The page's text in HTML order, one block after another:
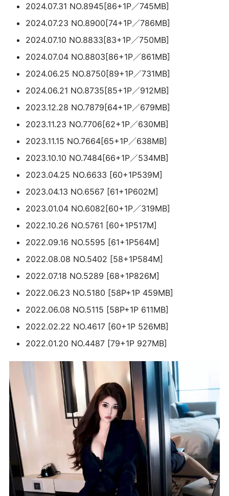
2024.07.31 NO.8945[86+1P／745MB]
2024.07.23 NO.8900[74+1P／786MB]
2024.07.10 NO.8833[83+1P／750MB]
2024.07.04 NO.8803[86+1P／861MB]
2024.06.25 NO.8750[89+1P／731MB]
2024.06.21 NO.8735[85+1P／912MB]
2023.12.28 NO.7879[64+1P／679MB]
2023.11.23 NO.7706[62+1P／630MB]
2023.11.15 NO.7664[65+1P／638MB]
2023.10.10 NO.7484[66+1P／534MB]
2023.04.25 NO.6633 [60+1P539M]
2023.04.13 NO.6567 [61+1P602M]
2023.01.04 NO.6082[60+1P／319MB]
2022.10.26 NO.5761 [60+1P517M]
2022.09.16 NO.5595 [61+1P564M]
2022.08.08 NO.5402 [58+1P584M]
2022.07.18 NO.5289 [68+1P826M]
2022.06.23 NO.5180 [58P+1P 459MB]
2022.06.08 NO.5115 [58P+1P 611MB]
2022.02.22 NO.4617 [60+1P 526MB]
2022.01.20 NO.4487 [79+1P 927MB]